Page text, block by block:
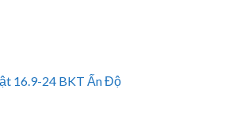
16.9-24 BKT Ấn Độ